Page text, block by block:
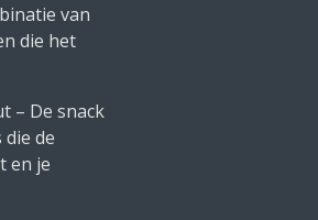
van
die het
– De snack
de
en je